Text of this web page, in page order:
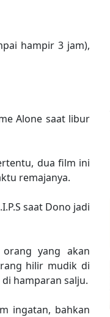
hampir 3 jam),
Alone saat libur
dua film ini
remajanya.
saat Dono jadi
yang akan
hilir mudik di
hamparan salju.
ingatan, bahkan